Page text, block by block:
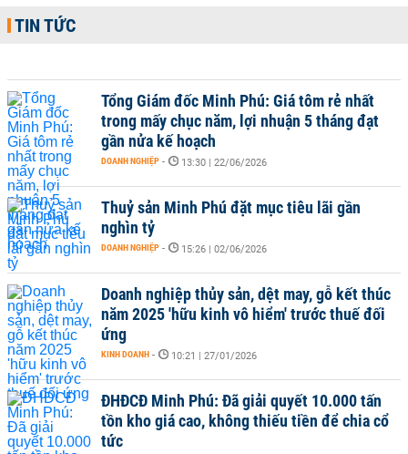
TIN TỨC
Tổng Giám đốc Minh Phú: Giá tôm rẻ nhất
trong mấy chục năm, lợi nhuận 5 tháng đạt
gần nửa kế hoạch
DOANH NGHIỆP - 13:30 | 22/06/2026
Thuỷ sản Minh Phú đặt mục tiêu lãi gần
nghìn tỷ
DOANH NGHIỆP - 15:26 | 02/06/2026
Doanh nghiệp thủy sản, dệt may, gỗ kết thúc
năm 2025 'hữu kinh vô hiểm' trước thuế đối
ứng
KINH DOANH - 10:21 | 27/01/2026
ĐHĐCĐ Minh Phú: Đã giải quyết 10.000 tấn
tồn kho giá cao, không thiếu tiền để chia cổ
tức